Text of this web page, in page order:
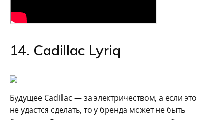
14. Cadillac Lyriq
Будущее Cadillac — за электричеством, а если это
не удастся сделать, то у бренда может не быть